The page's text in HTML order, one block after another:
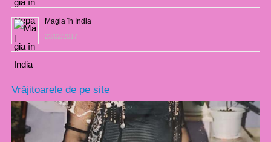
Magia în India
23/02/2017
Vrăjitoarele de pe site